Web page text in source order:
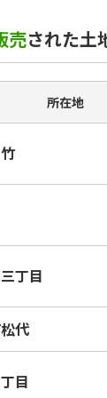
売された土
所在地
丁目
代
目